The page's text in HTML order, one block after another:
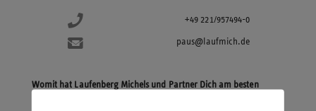
+49 221/957494-0
paus@laufmich.de
Womit hat Laufenberg Michels und Partner Dich am besten